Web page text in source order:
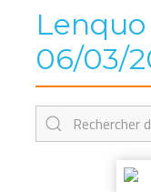
06/03/